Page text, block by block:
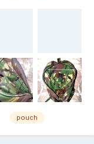
pouch